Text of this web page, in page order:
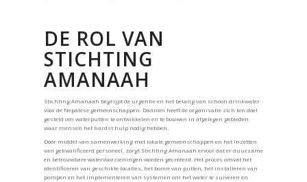
DE ROL VAN
STICHTING
AMANAAH
Stichting Amanaah begrijpt de urgentie en het belang van schoon drinkwater
voor de Nepalese gemeenschappen. Daarom heeft de organisatie zich ten doel
gesteld om waterputten te ontwikkelen en te bouwen in afgelegen gebieden
waar mensen het hardst hulp nodig hebben.
Door middel van samenwerking met lokale gemeenschappen en het inzetten
van gekwalificeerd personeel, zorgt Stichting Amanaah ervoor dat er duurzame
en betrouwbare watervoorzieningen worden gecreëerd. Het proces omvat het
identificeren van geschikte locaties, het boren van putten, het installeren van
pompen en het implementeren van systemen om het water te zuiveren en